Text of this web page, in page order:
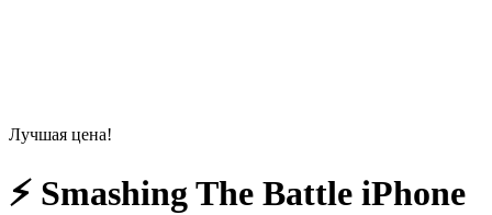
Лучшая цена!
⚡️ Smashing The Battle iPhone